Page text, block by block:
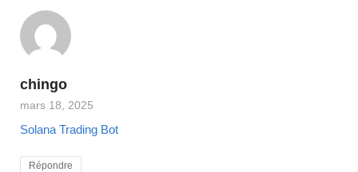
chingo
mars 18, 2025
Solana Trading Bot
Répondre